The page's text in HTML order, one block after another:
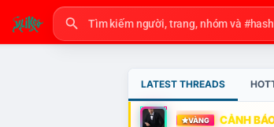
LATEST THREADS
VÀNG CẢNH